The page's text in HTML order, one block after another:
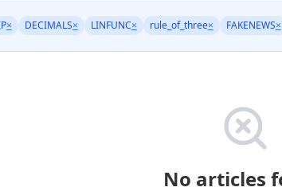
× DECIMALS× LINFUNC× rule_of_three× FAKENEWS×
No articles